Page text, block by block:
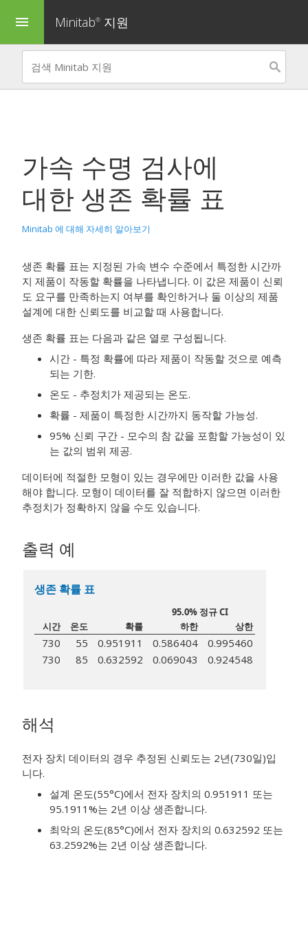
menu Minitab® 지원
가속 수명 검사에
대한 생존 확률 표
Minitab 에 대해 자세히 알아보기
생존 확률 표는 지정된 가속 변수 수준에서 특정한 시간까
지 제품이 작동할 확률을 나타냅니다. 이 값은 제품이 신뢰
도 요구를 만족하는지 여부를 확인하거나 둘 이상의 제품
설계에 대한 신뢰도를 비교할 때 사용합니다.
생존 확률 표는 다음과 같은 열로 구성됩니다.
시간 - 특정 확률에 따라 제품이 작동할 것으로 예측
되는 기한.
온도 - 추정치가 제공되는 온도.
확률 - 제품이 특정한 시간까지 동작할 가능성.
95% 신뢰 구간 - 모수의 참 값을 포함할 가능성이 있
는 값의 범위 제공.
데이터에 적절한 모형이 있는 경우에만 이러한 값을 사용
해야 합니다. 모형이 데이터를 잘 적합하지 않으면 이러한
추정치가 정확하지 않을 수도 있습니다.
출력 예
생존 확률 표
95.0% 정규 CI
시간
온도 확률 하한 상한
730 55 0.951911 0.586404
0.995460
730
85 0.632592 0.069043 0.924548
해석
전자 장치 데이터의 경우 추정된 신뢰도는 2년(730일)입
니다.
설계 온도(55°C)에서 전자 장치의 0.951911 또는
95.1911%는 2년 이상 생존합니다.
최악의 온도(85°C)에서 전자 장치의 0.632592 또는
63.2592%는 2년 이상 생존합니다.